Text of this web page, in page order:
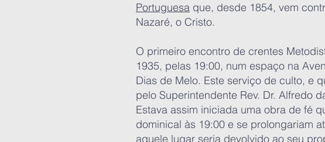
Portuguesa que, desde 1854, vem
Nazaré, o Cristo.
O primeiro encontro de crentes
1935, pelas 19:00, num espaço na
Dias de Melo. Este serviço de culto, e
pelo Superintendente Rev. Dr. Alfredo
Estava assim iniciada uma obra de fé
dominical às 19:00 e se prolongariam
aquele lugar seria devolvido ao seu